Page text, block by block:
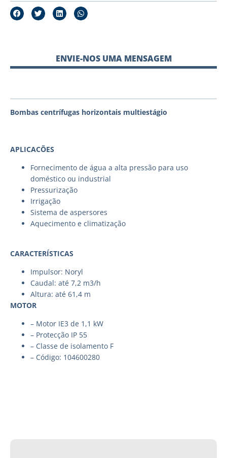
ENVIE-NOS UMA MENSAGEM
Bombas centrífugas horizontais multiestágio
APLICACÕES
Fornecimento de água a alta pressão para uso
doméstico ou industrial
Pressurização
Irrigação
Sistema de aspersores
Aquecimento e climatização
CARACTERÍSTICAS
Impulsor: Noryl
Caudal: até 7,2 m3/h
Altura: até 61,4 m
MOTOR
– Motor IE3 de 1,1 kW
– Protecção IP 55
– Classe de isolamento F
– Código: 104600280